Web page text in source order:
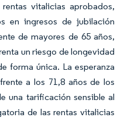
vitalicias aprobados,
en ingresos de jubilación
de mayores de 65 años,
un riesgo de longevidad
forma única. La esperanza
a los 71,8 años de los
una tarificación sensible al
de las rentas vitalicias